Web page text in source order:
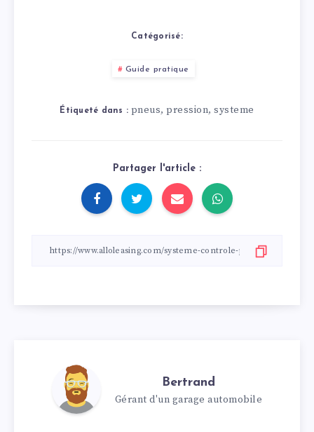
Catégorisé:
Guide pratique
Étiqueté dans : pneus, pression,systeme
Partager l'article :
Bertrand
Gérant d'un garage automobile